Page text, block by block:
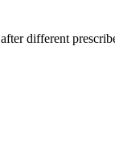
different